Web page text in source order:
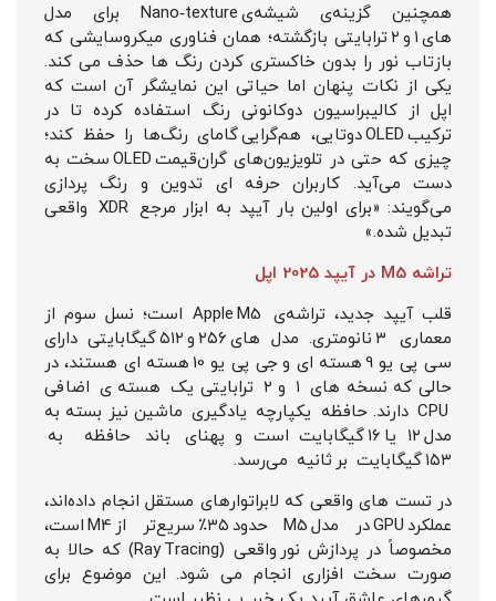
همچنین گزینه‌ی شیشه‌ی Nano‑texture برای مدل‌
های ۱ و ۲ ترابایتی بازگشته؛ همان فناوری میکروسایشی که
بازتاب نور را بدون خاکستری‌ کردن رنگ‌ ها حذف می‌ کند.
یکی از نکات پنهان اما حیاتی این نمایشگر آن است که
اپل از کالیبراسیون دوکانونی رنگ استفاده کرده تا در
ترکیب OLED دوتایی، هم‌گرایی گامای رنگ‌ها را حفظ کند؛
چیزی که حتی در تلویزیون‌های گران‌قیمت OLED سخت به
دست می‌آید. کاربران حرفه‌ ای تدوین و رنگ‌ پردازی
می‌گویند: «برای اولین بار آیپد به ابزار مرجع XDR واقعی
تبدیل شده.»
تراشه M5 در آیپد 2025 اپل
قلب آیپد جدید، تراشه‌ی Apple M5 است؛ نسل سوم از
معماری ۳ نانومتری. مدل‌ های ۲۵۶ و ۵۱۲ گیگابایتی دارای
سی پی یو 9 هسته‌ ای و جی پی یو 10 هسته‌ ای هستند، در
حالی که نسخه‌ های ۱ و ۲ ترابایتی یک هسته‌ ی اضافی
CPU دارند. حافظه‌ یکپارچه یادگیری ماشین نیز بسته به
مدل ۱۲ یا ۱۶ گیگابایت است و پهنای باند حافظه به
۱۵۳ گیگابایت بر ثانیه می‌رسد.
در تست‌ های واقعی که لابراتوارهای مستقل انجام داده‌اند،
عملکرد GPU در مدل M5 حدود ۳۵٪ سریع‌تر از M4 است،
مخصوصاً در پردازش نور واقعی (Ray Tracing) که حالا به
صورت سخت‌ افزاری انجام می‌ شود. این موضوع برای